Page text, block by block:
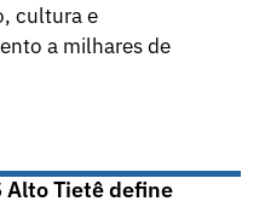
cultura e
a milhares de
Alto Tietê define